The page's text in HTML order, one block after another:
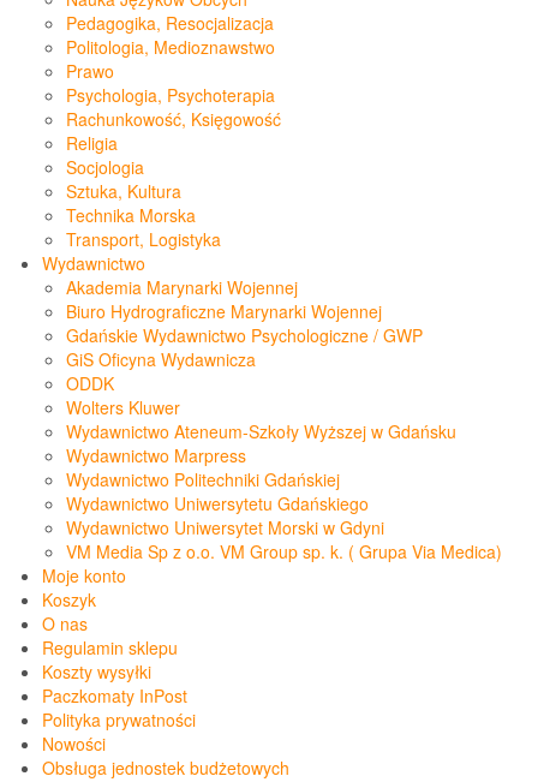
Pedagogika, Resocjalizacja
Politologia, Medioznawstwo
Prawo
Psychologia, Psychoterapia
Rachunkowość, Księgowość
Religia
Socjologia
Sztuka, Kultura
Technika Morska
Transport, Logistyka
Wydawnictwo
Akademia Marynarki Wojennej
Biuro Hydrograficzne Marynarki Wojennej
Gdańskie Wydawnictwo Psychologiczne / GWP
GiS Oficyna Wydawnicza
ODDK
Wolters Kluwer
Wydawnictwo Ateneum-Szkoły Wyższej w Gdańsku
Wydawnictwo Marpress
Wydawnictwo Politechniki Gdańskiej
Wydawnictwo Uniwersytetu Gdańskiego
Wydawnictwo Uniwersytet Morski w Gdyni
VM Media Sp z o.o. VM Group sp. k. ( Grupa Via Medica)
Moje konto
Koszyk
O nas
Regulamin sklepu
Koszty wysyłki
Paczkomaty InPost
Polityka prywatności
Nowości
Obsługa jednostek budżetowych